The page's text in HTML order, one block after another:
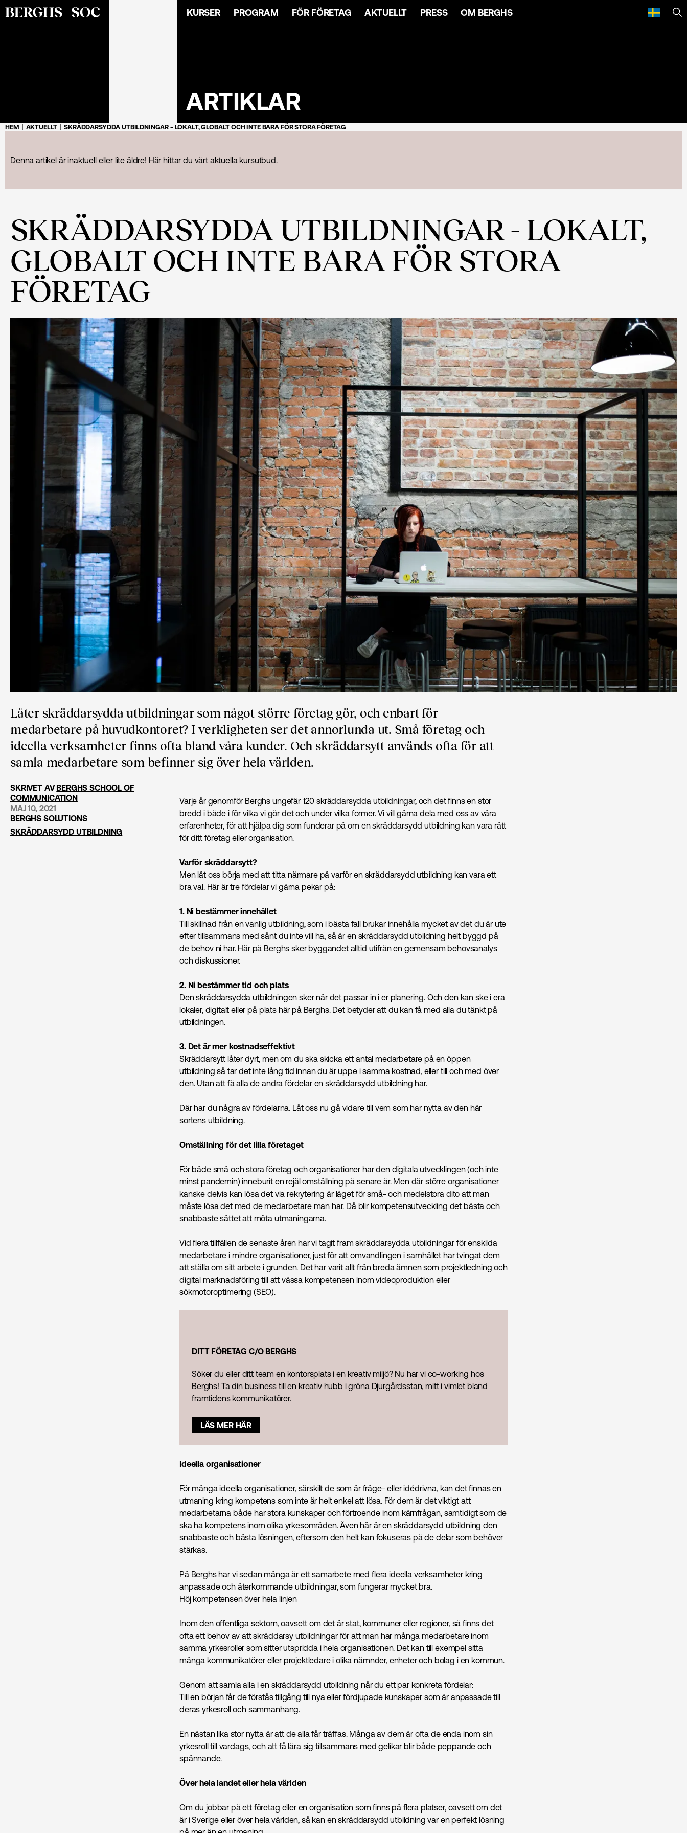
KURSER PROGRAM FÖR FÖRETAG AKTUELLT PRESS OM BERGHS
ARTIKLAR
HEM AKTUELLT SKRÄDDARSYDDA UTBILDNINGAR - LOKALT, GLOBALT OCH INTE BARA FÖR STORA FÖRETAG
Denna artikel är inaktuell eller lite äldre! Här hittar du vårt aktuellakursutbud.
SKRÄDDARSYDDA UTBILDNINGAR - LOKALT,
GLOBALT OCH INTE BARA FÖR STORA
FÖRETAG
Låter skräddarsydda utbildningar som något större företag gör, och enbart för
medarbetare på huvudkontoret? I verkligheten ser det annorlunda ut. Små företag och
ideella verksamheter finns ofta bland våra kunder. Och skräddarsytt används ofta för att
samla medarbetare som befinner sig över hela världen.
SKRIVET AVBERGHS SCHOOL OF
COMMUNICATION
MAJ 10, 2021
BERGHS SOLUTIONS
SKRÄDDARSYDD UTBILDNING
Varje år genomför Berghs ungefär 120 skräddarsydda utbildningar, och det finns en stor
bredd i både i för vilka vi gör det och under vilka former. Vi vill gärna dela med oss av våra
erfarenheter, för att hjälpa dig som funderar på om en skräddarsydd utbildning kan vara rätt
för ditt företag eller organisation.
Varför skräddarsytt?
Men låt oss börja med att titta närmare på varför en skräddarsydd utbildning kan vara ett
bra val. Här är tre fördelar vi gärna pekar på:
1. Ni bestämmer innehållet
Till skillnad från en vanlig utbildning, som i bästa fall brukar innehålla mycket av det du är ute
efter tillsammans med sånt du inte vill ha, så är en skräddarsydd utbildning helt byggd på
de behov ni har. Här på Berghs sker byggandet alltid utifrån en gemensam behovsanalys
och diskussioner.
2. Ni bestämmer tid och plats
Den skräddarsydda utbildningen sker när det passar in i er planering. Och den kan ske i era
lokaler, digitalt eller på plats här på Berghs. Det betyder att du kan få med alla du tänkt på
utbildningen.
3. Det är mer kostnadseffektivt
Skräddarsytt låter dyrt, men om du ska skicka ett antal medarbetare på en öppen
utbildning så tar det inte lång tid innan du är uppe i samma kostnad, eller till och med över
den. Utan att få alla de andra fördelar en skräddarsydd utbildning har.
Där har du några av fördelarna. Låt oss nu gå vidare till vem som har nytta av den här
sortens utbildning.
Omställning för det lilla företaget
För både små och stora företag och organisationer har den digitala utvecklingen (och inte
minst pandemin) inneburit en rejäl omställning på senare år. Men där större organisationer
kanske delvis kan lösa det via rekrytering är läget för små- och medelstora dito att man
måste lösa det med de medarbetare man har. Då blir kompetensutveckling det bästa och
snabbaste sättet att möta utmaningarna.
Vid flera tillfällen de senaste åren har vi tagit fram skräddarsydda utbildningar för enskilda
medarbetare i mindre organisationer, just för att omvandlingen i samhället har tvingat dem
att ställa om sitt arbete i grunden. Det har varit allt från breda ämnen som projektledning och
digital marknads­föring till att vässa kompetensen inom videoproduktion eller
sökmotoroptimering (SEO).
DITT FÖRETAG C/O BERGHS
Söker du eller ditt team en kontorsplats i en kreativ miljö? Nu har vi co-working hos
Berghs! Ta din business till en kreativ hubb i gröna Djurgårdsstan, mitt i vimlet bland
framtidens kommunikatörer.
LÄS MER HÄR
Ideella organisationer
För många ideella organisationer, särskilt de som är fråge- eller idédrivna, kan det finnas en
utmaning kring kompetens som inte är helt enkel att lösa. För dem är det viktigt att
medarbetarna både har stora kunskaper och förtroende inom kärnfrågan, samtidigt som de
ska ha kompetens inom olika yrkesområden. Även här är en skräddarsydd utbildning den
snabbaste och bästa lösningen, eftersom den helt kan fokuseras på de delar som behöver
stärkas.
På Berghs har vi sedan många år ett samarbete med flera ideella verksamheter kring
anpassade och återkommande utbildningar, som fungerar mycket bra.
Höj kompetensen över hela linjen
Inom den offentliga sektorn, oavsett om det är stat, kommuner eller regioner, så finns det
ofta ett behov av att skräddarsy utbildningar för att man har många medarbetare inom
samma yrkesroller som sitter utspridda i hela organisationen. Det kan till exempel sitta
många kommunikatörer eller projektledare i olika nämnder, enheter och bolag i en kommun.
Genom att samla alla i en skräddarsydd utbildning når du ett par konkreta fördelar:
Till en början får de förstås tillgång till nya eller fördjupade kunskaper som är anpassade till
deras yrkesroll och sammanhang.
En nästan lika stor nytta är att de alla får träffas. Många av dem är ofta de enda inom sin
yrkesroll till vardags, och att få lära sig tillsammans med gelikar blir både peppande och
spännande.
Över hela landet eller hela världen
Om du jobbar på ett företag eller en organisation som finns på flera platser, oavsett om det
är i Sverige eller över hela världen, så kan en skräddarsydd utbildning var en perfekt lösning